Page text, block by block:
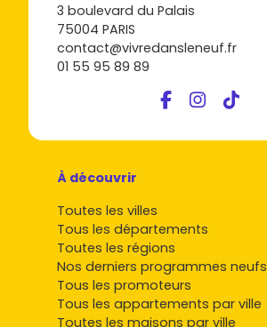
3 boulevard du Palais
75004 PARIS
contact@vivredansleneuf.fr
01 55 95 89 89
À découvrir
Toutes les villes
Tous les départements
Toutes les régions
Nos derniers programmes neufs
Tous les promoteurs
Tous les appartements par ville
Toutes les maisons par ville